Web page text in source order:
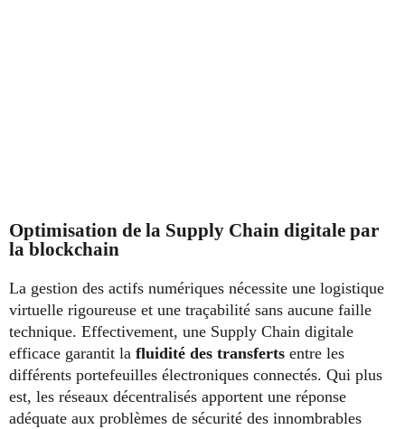
Optimisation de la Supply Chain digitale par
la blockchain
La gestion des actifs numériques nécessite une logistique
virtuelle rigoureuse et une traçabilité sans aucune faille
technique. Effectivement, une Supply Chain digitale
efficace garantit la fluidité des transferts entre les
différents portefeuilles électroniques connectés. Qui plus
est, les réseaux décentralisés apportent une réponse
adéquate aux problèmes de sécurité des innombrables